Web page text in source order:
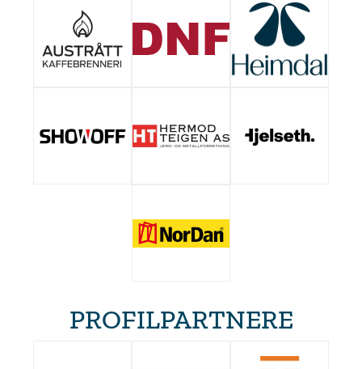
PROFILPARTNERE